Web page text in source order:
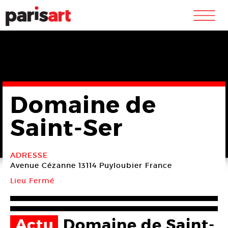
m
Domaine de
Saint-Ser
ADRESSE
Avenue Cézanne 13114 Puyloubier France
Lieu Fermé